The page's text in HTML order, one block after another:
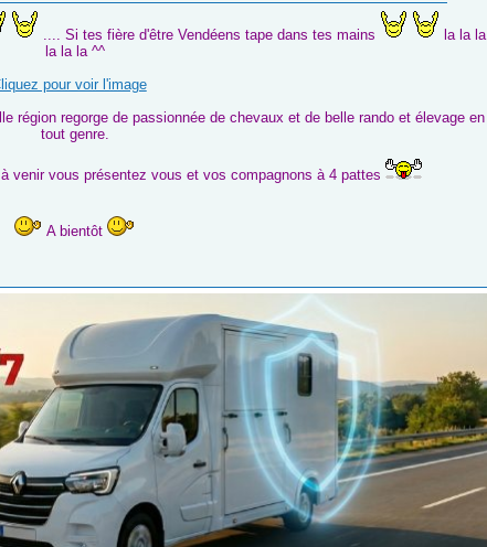
.... Si tes fière d'être Vendéens tape dans tes mains
la la la
la la la ^^
pour voir l'image
région regorge de passionnée de chevaux et de belle rando et élevage en
tout genre.
venir vous présentez vous et vos compagnons à 4 pattes
A bientôt